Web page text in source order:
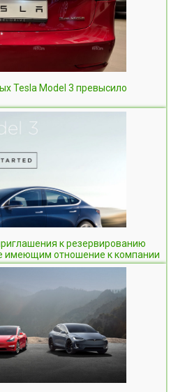
Tesla Model 3 превысило
к резервированию
имеющим отношение к компании